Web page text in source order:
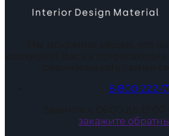
8 800 222-
закажите